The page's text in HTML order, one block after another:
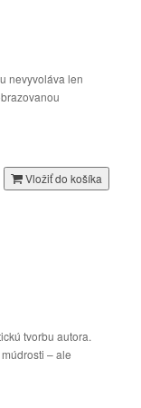
nevyvoláva len
Vložiť do košíka
tvorbu autora.
– ale